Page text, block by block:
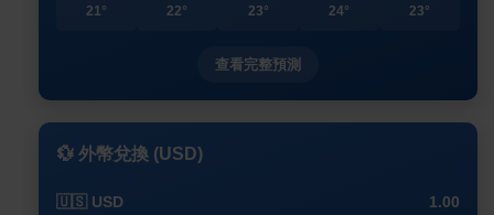
21°
22°
23°
24°
23°
查看完整預測
💱 外幣兌換 (USD)
🇺🇸 USD 1.00